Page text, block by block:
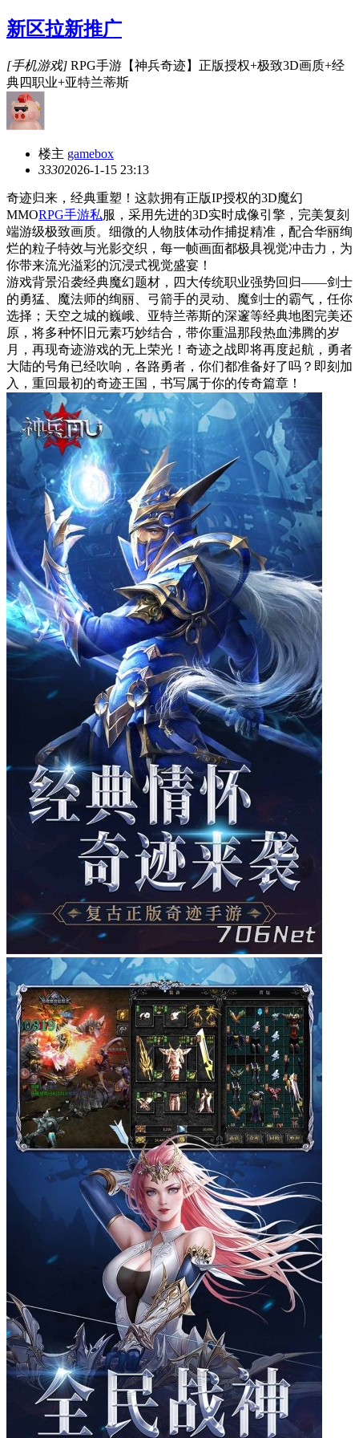
新区拉新推广
[手机游戏] RPG手游【神兵奇迹】正版授权+极致3D画质+经
典四职业+亚特兰蒂斯
楼主 gamebox
33302026-1-15 23:13
奇迹归来，经典重塑！这款拥有正版IP授权的3D魔幻
MMORPG手游私服，采用先进的3D实时成像引擎，完美复刻
端游级极致画质。细微的人物肢体动作捕捉精准，配合华丽绚
烂的粒子特效与光影交织，每一帧画面都极具视觉冲击力，为
你带来流光溢彩的沉浸式视觉盛宴！
游戏背景沿袭经典魔幻题材，四大传统职业强势回归——剑士
的勇猛、魔法师的绚丽、弓箭手的灵动、魔剑士的霸气，任你
选择；天空之城的巍峨、亚特兰蒂斯的深邃等经典地图完美还
原，将多种怀旧元素巧妙结合，带你重温那段热血沸腾的岁
月，再现奇迹游戏的无上荣光！奇迹之战即将再度起航，勇者
大陆的号角已经吹响，各路勇者，你们都准备好了吗？即刻加
入，重回最初的奇迹王国，书写属于你的传奇篇章！